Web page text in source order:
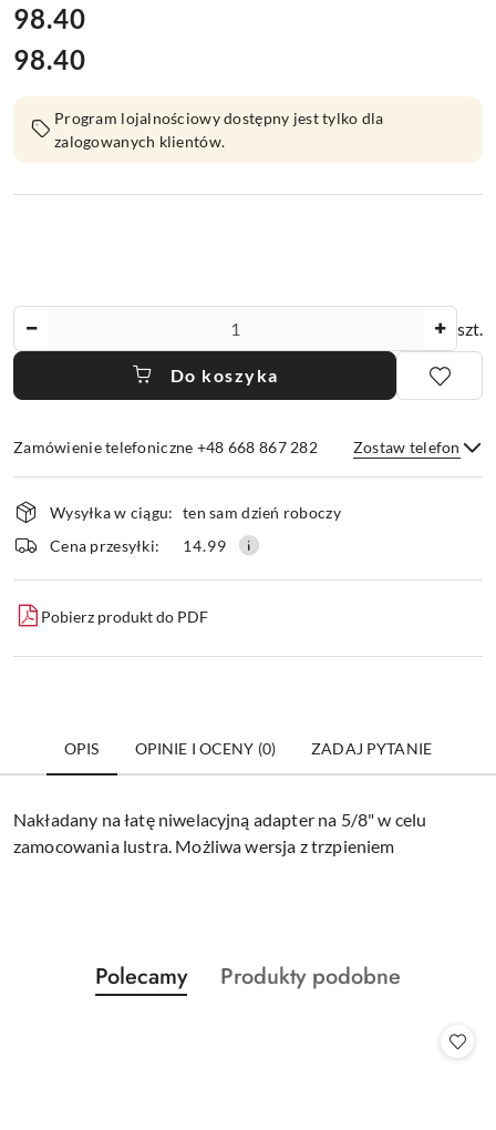
cena:
98.40
Cena:
98.40
Program lojalnościowy dostępny jest tylko dla
zalogowanych klientów.
szt.
Do koszyka
Zamówienie telefoniczne +48 668 867 282 Zostaw telefon
Wyślij
Dostępność
i
dostawa
Wysyłka w ciągu: ten sam dzień roboczy
Cena przesyłki:
14.99
Pobierz produkt do PDF
OPIS OPINIE I OCENY (0) ZADAJ PYTANIE
Nakładany na łatę niwelacyjną adapter na 5/8" w celu
zamocowania lustra. Możliwa wersja z trzpieniem
Pomiń karuzelę produktów
Produkty
o
Polecamy
Produkty
Produkty podobne